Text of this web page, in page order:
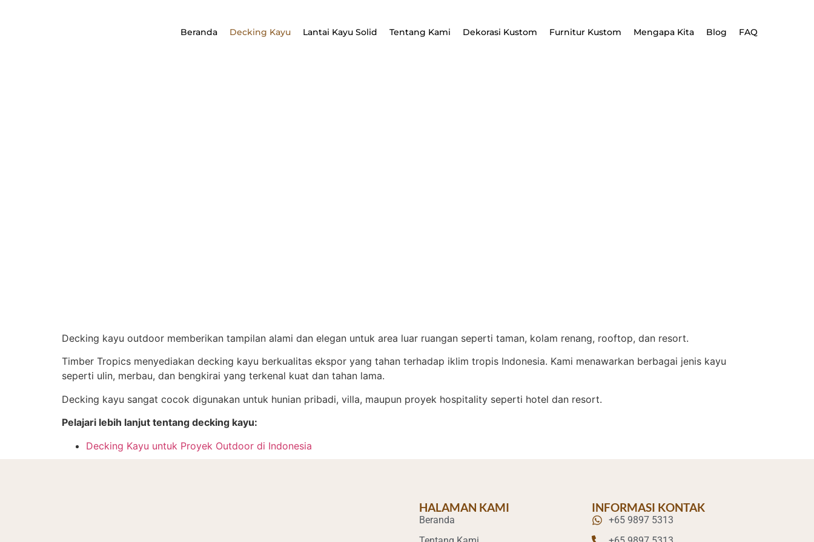
Beranda Decking Kayu Lantai Kayu Solid Tentang Kami Dekorasi Kustom Furnitur Kustom Mengapa Kita Blog FAQ
Decking Kayu Outdoor
Decking kayu outdoor memberikan tampilan alami dan elegan untuk area luar ruangan seperti taman, kolam renang, rooftop, dan resort.
Timber Tropics menyediakan decking kayu berkualitas ekspor yang tahan terhadap iklim tropis Indonesia. Kami menawarkan berbagai jenis kayu
seperti ulin, merbau, dan bengkirai yang terkenal kuat dan tahan lama.
Decking kayu sangat cocok digunakan untuk hunian pribadi, villa, maupun proyek hospitality seperti hotel dan resort.
Pelajari lebih lanjut tentang decking kayu:
Decking Kayu untuk Proyek Outdoor di Indonesia
HALAMAN KAMI
Beranda
INFORMASI KONTAK
+65 9897 5313